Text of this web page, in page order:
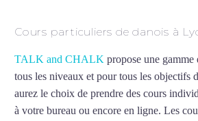
Cours particuliers de danois à
TALK and CHALK propose une gamme
tous les niveaux et pour tous les objectifs
aurez le choix de prendre des cours
à votre bureau ou encore en ligne. Les